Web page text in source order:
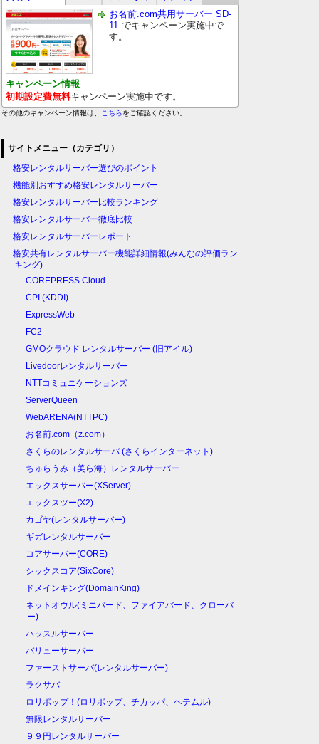
お名前.com共用サーバー SD-
11 でキャンペーン実施中で
す。
キャンペーン情報
初期設定費無料キャンペーン実施中です。
その他のキャンペーン情報は、 こちらをご確認ください。
サイトメニュー（カテゴリ）
格安レンタルサーバー選びのポイント
機能別おすすめ格安レンタルサーバー
格安レンタルサーバー比較ランキング
格安レンタルサーバー徹底比較
格安レンタルサーバーレポート
格安共有レンタルサーバー機能詳細情報(みんなの評価ラン
キング)
COREPRESS Cloud
CPI (KDDI)
ExpressWeb
FC2
GMOクラウド レンタルサーバー (旧アイル)
Livedoorレンタルサーバー
NTTコミュニケーションズ
ServerQueen
WebARENA(NTTPC)
お名前.com（z.com）
さくらのレンタルサーバ (さくらインターネット)
ちゅらうみ（美ら海）レンタルサーバー
エックスサーバー(XServer)
エックスツー(X2)
カゴヤ(レンタルサーバー)
ギガレンタルサーバー
コアサーバー(CORE)
シックスコア(SixCore)
ドメインキング(DomainKing)
ネットオウル(ミニバード、ファイアバード、クローバ
ー)
ハッスルサーバー
バリューサーバー
ファーストサーバ(レンタルサーバー)
ラクサバ
ロリポップ！(ロリポップ、チカッパ、ヘテムル)
無限レンタルサーバー
９９円レンタルサーバー